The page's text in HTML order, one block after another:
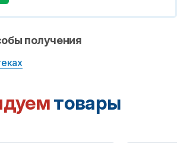
получения
товары